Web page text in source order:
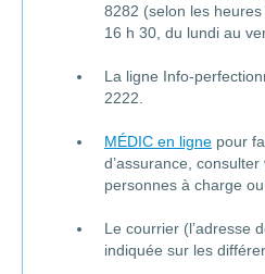
8282 (selon les
16 h 30, du lundi au
La ligne Info-
2222.
MÉDIC en ligne pour
d’assurance,
personnes à charge
Le courrier (l’adresse
indiquée sur les